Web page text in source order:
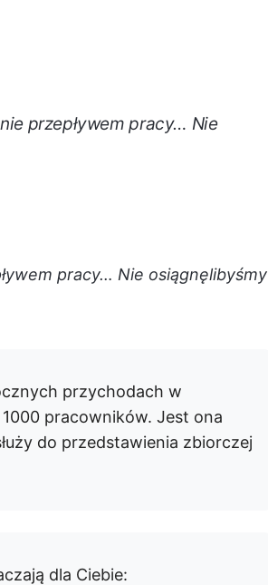
przepływem pracy… Nie
pracy… Nie osiągnęlibyśmy
przychodach w
pracowników. Jest ona
do przedstawienia zbiorczej
dla Ciebie: